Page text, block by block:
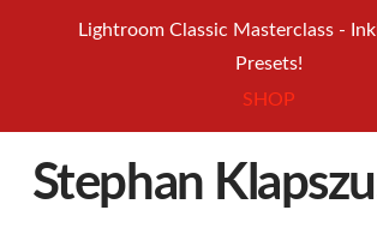
Lightroom Classic Masterclass -
Presets!
SHOP
Stephan